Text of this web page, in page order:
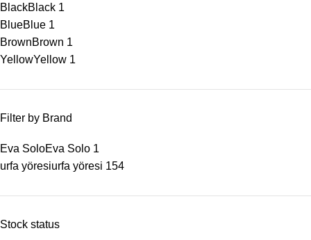
BlackBlack 1
BlueBlue 1
BrownBrown 1
YellowYellow 1
Filter by Brand
Eva SoloEva Solo 1
urfa yöresiurfa yöresi 154
Stock status